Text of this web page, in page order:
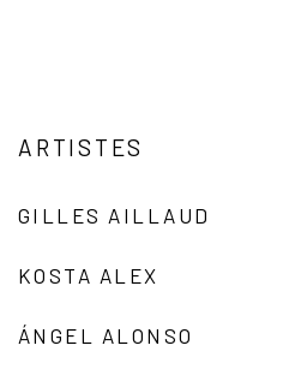
ARTISTES
GILLES AILLAUD
KOSTA ALEX
ÁNGEL ALONSO